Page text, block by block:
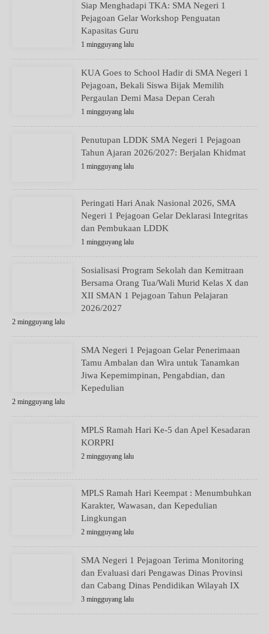
Siap Menghadapi TKA: SMA Negeri 1
Pejagoan Gelar Workshop Penguatan
Kapasitas Guru
1 mingguyang lalu
KUA Goes to School Hadir di SMA Negeri 1
Pejagoan, Bekali Siswa Bijak Memilih
Pergaulan Demi Masa Depan Cerah
1 mingguyang lalu
Penutupan LDDK SMA Negeri 1 Pejagoan
Tahun Ajaran 2026/2027: Berjalan Khidmat
1 mingguyang lalu
Peringati Hari Anak Nasional 2026, SMA
Negeri 1 Pejagoan Gelar Deklarasi Integritas
dan Pembukaan LDDK
1 mingguyang lalu
Sosialisasi Program Sekolah dan Kemitraan
Bersama Orang Tua/Wali Murid Kelas X dan
XII SMAN 1 Pejagoan Tahun Pelajaran
2026/2027
2 mingguyang lalu
SMA Negeri 1 Pejagoan Gelar Penerimaan
Tamu Ambalan dan Wira untuk Tanamkan
Jiwa Kepemimpinan, Pengabdian, dan
Kepedulian
2 mingguyang lalu
MPLS Ramah Hari Ke-5 dan Apel Kesadaran
KORPRI
2 mingguyang lalu
MPLS Ramah Hari Keempat : Menumbuhkan
Karakter, Wawasan, dan Kepedulian
Lingkungan
2 mingguyang lalu
SMA Negeri 1 Pejagoan Terima Monitoring
dan Evaluasi dari Pengawas Dinas Provinsi
dan Cabang Dinas Pendidikan Wilayah IX
3 mingguyang lalu